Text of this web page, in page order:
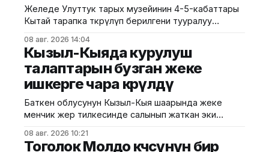
Желеде Улуттук тарых музейинин 4-5-кабаттары
Кытай тарапка өткөрүлүп берилгени тууралуу
Маданият, маалымат жана жаштар саясаты
министрлиги билдирди. Министрликтин
маалыматына караганда, музейдин эч бир бөлүгү
чет өлкөлүк мекемелерге менчикке, ижарага же
туруктуу пайдаланууга берилген эмес.
Белгилегендей, “Гармония сулуулукту жаратат:
Байыркы Кытай цивилизациясынын көркөм өнөр
08 авг. 2026 14:04
Кызыл-Кыяда курулуш
талаптарын бузган жеке
ишкерге чара көрүлдү
Баткен облусунун Кызыл-Кыя шаарында жеке
менчик жер тилкесинде салынып жаткан эки
бузуулар аныкталды. Бул тууралуу Курулуш,
08 авг. 2026 10:21
Тоголок Молдо көчөсүнүн бир